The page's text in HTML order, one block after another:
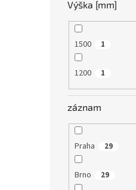
Výška [mm]
1500 1
1200 1
záznam
Praha 29
Brno 29